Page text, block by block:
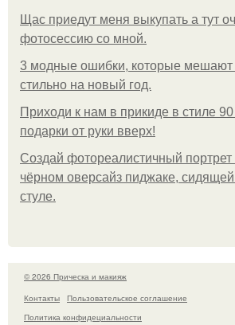
Щас приедут меня выкупать а тут
фотосессию со мной.
3 модные ошибки, которые мешают
стильно на новый год.
Приходи к нам в прикиде в стиле
подарки от руки вверх!
Создай фотореалистичный
чёрном оверсайз пиджаке,
стуле.
© 2026 Прическа и макияж
Контакты
Пользовательское соглашение
Политика конфидециальности